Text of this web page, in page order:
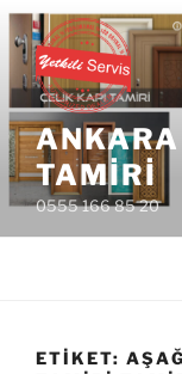
İçeriğe
geç
TAMIRI
0555 166 85 20
ETIKET: